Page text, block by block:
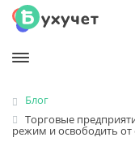
Блог
Торговые
режим и освободить от